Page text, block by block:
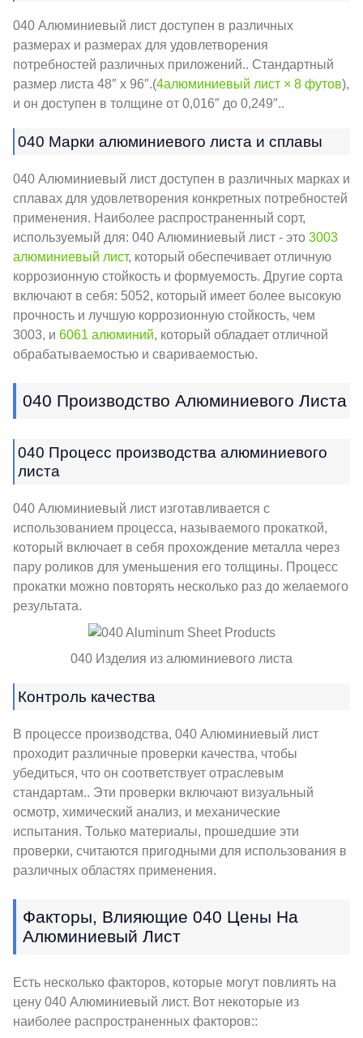
040 Алюминиевый лист доступен в различных
размерах и размерах для удовлетворения
потребностей различных приложений.. Стандартный
размер листа 48″ x 96″.(4алюминиевый лист × 8 футов),
и он доступен в толщине от 0,016″ до 0,249″..
040 Марки алюминиевого листа и сплавы
040 Алюминиевый лист доступен в различных марках и
сплавах для удовлетворения конкретных потребностей
применения. Наиболее распространенный сорт,
используемый для: 040 Алюминиевый лист - это 3003
алюминиевый лист, который обеспечивает отличную
коррозионную стойкость и формуемость. Другие сорта
включают в себя: 5052, который имеет более высокую
прочность и лучшую коррозионную стойкость, чем
3003, и 6061 алюминий, который обладает отличной
обрабатываемостью и свариваемостью.
040 Производство Алюминиевого Листа
040 Процесс производства алюминиевого
листа
040 Алюминиевый лист изготавливается с
использованием процесса, называемого прокаткой,
который включает в себя прохождение металла через
пару роликов для уменьшения его толщины. Процесс
прокатки можно повторять несколько раз до желаемого
результата.
040 Изделия из алюминиевого листа
Контроль качества
В процессе производства, 040 Алюминиевый лист
проходит различные проверки качества, чтобы
убедиться, что он соответствует отраслевым
стандартам.. Эти проверки включают визуальный
осмотр, химический анализ, и механические
испытания. Только материалы, прошедшие эти
проверки, считаются пригодными для использования в
различных областях применения.
Факторы, Влияющие 040 Цены На
Алюминиевый Лист
Есть несколько факторов, которые могут повлиять на
цену 040 Алюминиевый лист. Вот некоторые из
наиболее распространенных факторов::